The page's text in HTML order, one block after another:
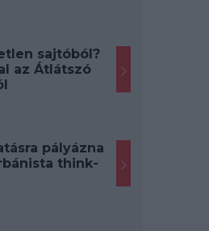
sajtóból?
az Átlátszó
pályázna
think-